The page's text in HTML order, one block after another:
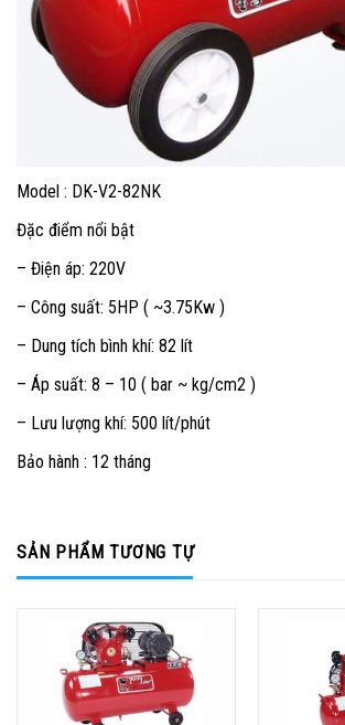
Model : DK-V2-82NK
Đặc điểm nổi bật
– Điện áp: 220V
– Công suất: 5HP ( ~3.75Kw )
– Dung tích bình khí: 82 lít
– Áp suất: 8 – 10 ( bar ~ kg/cm2 )
– Lưu lượng khí: 500 lít/phút
Bảo hành : 12 tháng
SẢN PHẨM TƯƠNG TỰ